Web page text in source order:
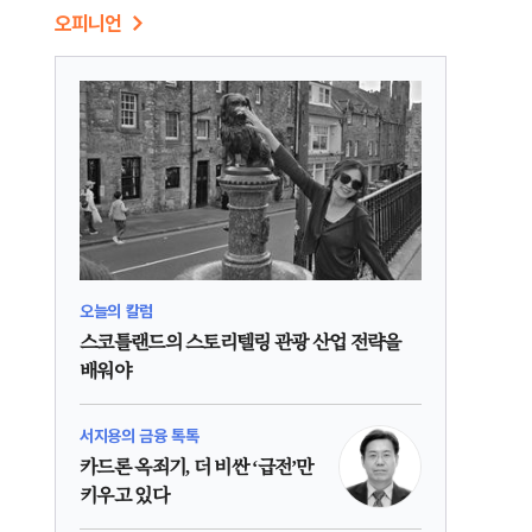
오피니언
오늘의 칼럼
스코틀랜드의 스토리텔링 관광 산업 전략을
배워야
서지용의 금융 톡톡
카드론 옥죄기, 더 비싼 ‘급전’만
키우고 있다